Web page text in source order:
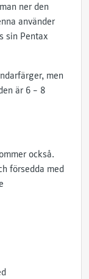
ner den
använder
sin Pentax
men
är 6 – 8
också.
försedda med